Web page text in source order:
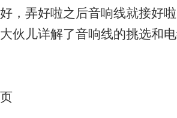
，弄好啦之后音响线就接好
伙儿详解了音响线的挑选和
页